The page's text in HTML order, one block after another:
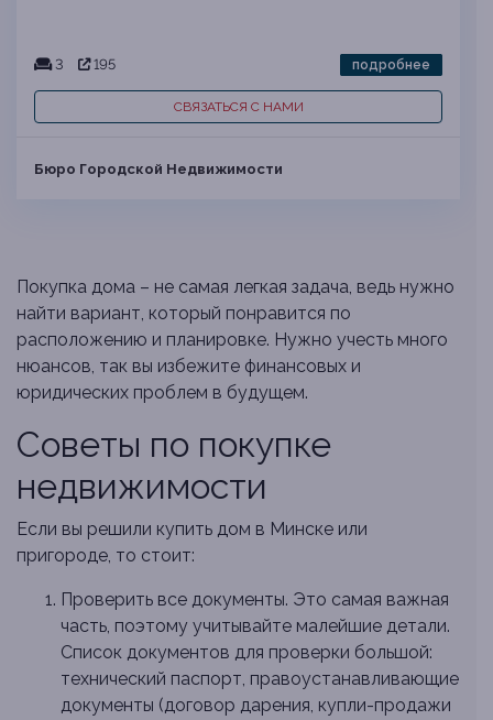
3 195 подробнее
СВЯЗАТЬСЯ С НАМИ
Бюро Городской Недвижимости
Покупка дома – не самая легкая задача, ведь нужно
найти вариант, который понравится по
расположению и планировке. Нужно учесть много
нюансов, так вы избежите финансовых и
юридических проблем в будущем.
Советы по покупке
недвижимости
Если вы решили купить дом в Минске или
пригороде, то стоит:
Проверить все документы. Это самая важная
часть, поэтому учитывайте малейшие детали.
Список документов для проверки большой:
технический паспорт, правоустанавливающие
документы (договор дарения, купли-продажи